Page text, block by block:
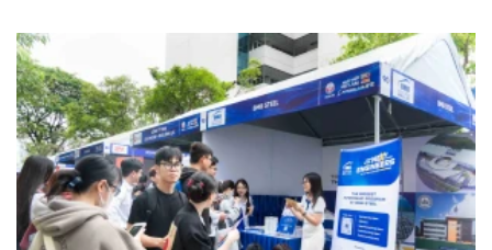
nghiệm mua sắm mới mẻ